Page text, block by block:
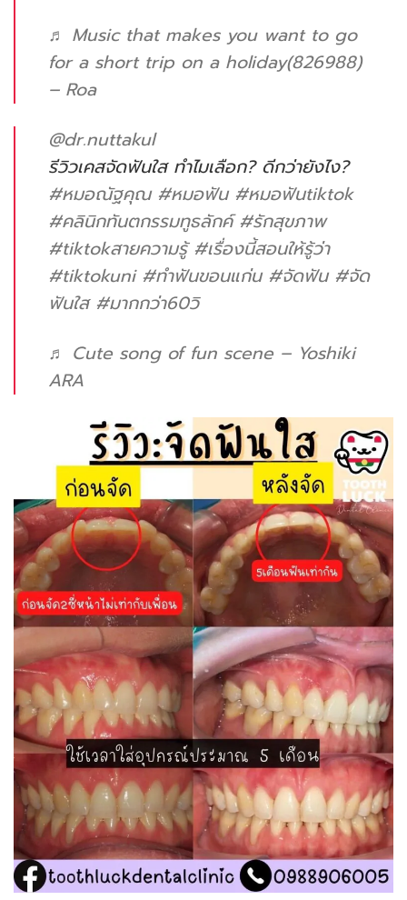
♬ Music that makes you want to go
for a short trip on a holiday(826988)
– Roa
@dr.nuttakul
รีวิวเคสจัดฟันใส ทำไมเลือก? ดีกว่ายังไง?
#หมอณัฐคุณ #หมอฟัน #หมอฟันtiktok
#คลินิกทันตกรรมทูธลักค์ #รักสุขภาพ
#tiktokสายความรู้ #เรื่องนี้สอนให้รู้ว่า
#tiktokuni #ทําฟันขอนแก่น #จัดฟัน #จัด
ฟันใส #มากกว่า60วิ
♬ Cute song of fun scene – Yoshiki
ARA